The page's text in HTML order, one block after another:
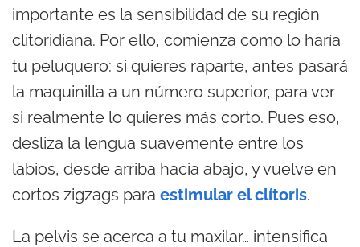
importante es la sensibilidad de su región
clitoridiana. Por ello, comienza como lo haría
tu peluquero: si quieres raparte, antes pasará
la maquinilla a un número superior, para ver
si realmente lo quieres más corto. Pues eso,
desliza la lengua suavemente entre los
labios, desde arriba hacia abajo, y vuelve en
cortos zigzags para estimular el clítoris.
La pelvis se acerca a tu maxilar… intensifica